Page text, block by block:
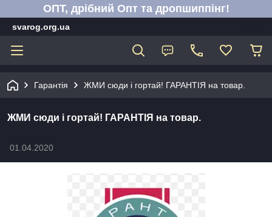
ОПТ, дрібний Опт та дропшиппінг!
svarog.org.ua
Гарантія ЖМИ сюди і гортай! ГАРАНТІЯ на товар.
ЖМИ сюди і гортай! ГАРАНТІЯ на товар.
01.04.2020